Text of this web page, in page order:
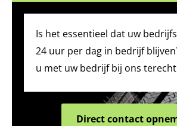
Is het essentieel dat uw
24 uur per dag in bedrijf
u met uw bedrijf bij ons
Direct contact